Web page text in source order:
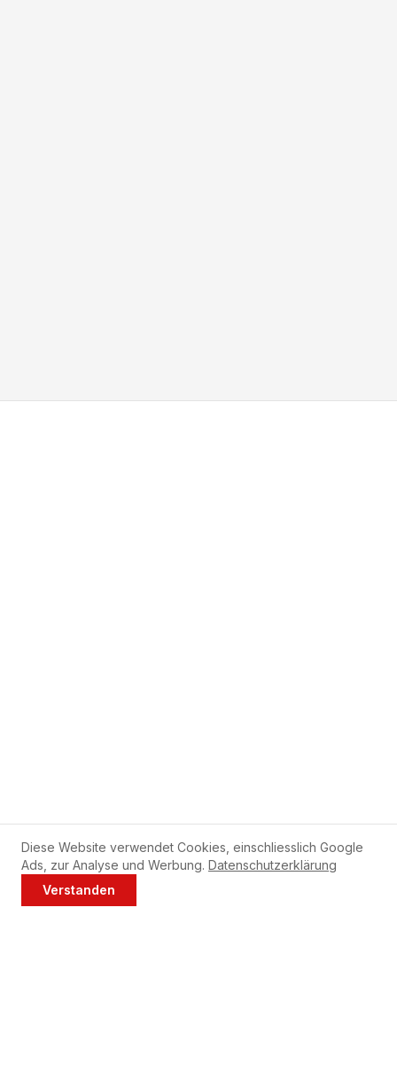
Tipps für Ihre Bauknecht
Geschirrspüler
Jetzt anrufen
Diese Website verwendet Cookies, einschliesslich Google
Ads, zur Analyse und Werbung. Datenschutzerklärung
Verstanden